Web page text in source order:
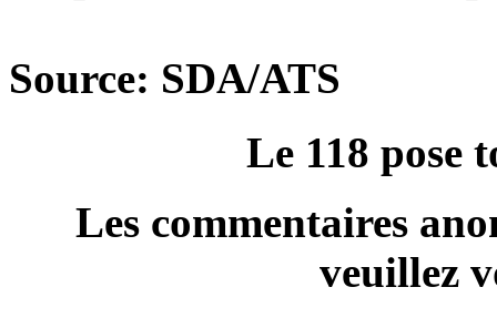
Source: SDA/ATS
Le 118
Les commentaires
veuillez